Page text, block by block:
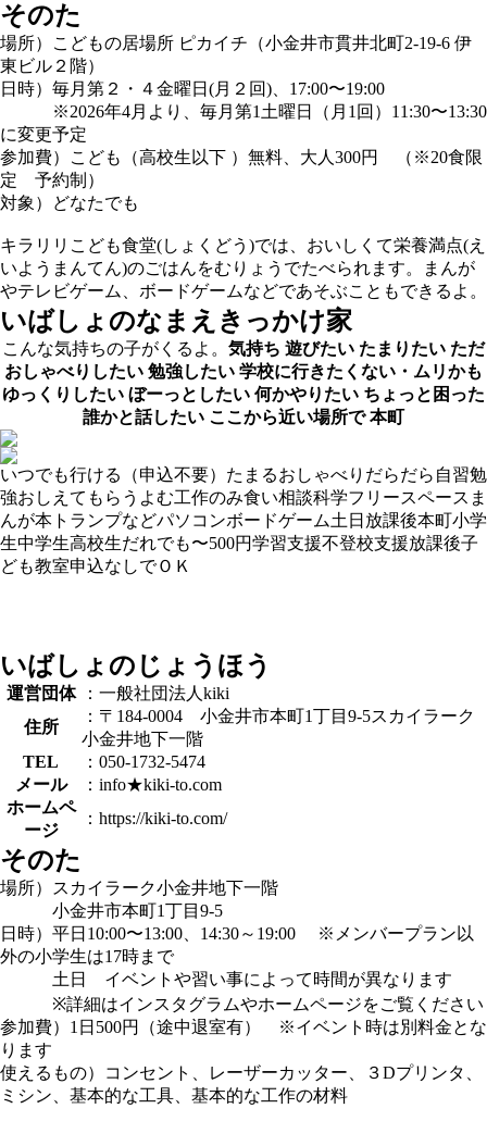
そのた
場所）こどもの居場所 ピカイチ（小金井市貫井北町2-19-6 伊
東ビル２階）
日時）毎月第２・４金曜日(月２回)、17:00〜19:00
※2026年4月より、毎月第1土曜日（月1回）11:30〜13:30
に変更予定
参加費）こども（高校生以下 ）無料、大人300円 （※20食限
定 予約制）
対象）どなたでも
キラリリこども食堂(しょくどう)では、おいしくて栄養満点(え
いようまんてん)のごはんをむりょうでたべられます。まんが
やテレビゲーム、ボードゲームなどであそぶこともできるよ。
いばしょのなまえ きっかけ家
こんな気持ちの子がくるよ。 気持ち 遊びたい たまりたい ただ
おしゃべりしたい 勉強したい 学校に行きたくない・ムリかも
ゆっくりしたい ぼーっとしたい 何かやりたい ちょっと困った
誰かと話したい ここから近い場所で 本町
いつでも行ける（申込不要） たまるおしゃべり だらだら 自習勉
強おしえてもらう よむ工作のみ食い相談科学フリースペース ま
んが本 トランプなどパソコンボードゲーム土日 放課後本町小学
生中学生高校生だれでも〜500円学習支援不登校支援放課後子
ども教室申込なしでＯＫ
いばしょのじょうほう
運営団体
：一般社団法人kiki
住所
：〒184-0004 小金井市本町1丁目9-5スカイラーク
小金井地下一階
TEL
：050-1732-5474
メール
：info★kiki-to.com
ホームペ
ージ
：https://kiki-to.com/
そのた
場所）スカイラーク小金井地下一階
小金井市本町1丁目9-5
日時）平日10:00〜13:00、14:30～19:00 ※メンバープラン以
外の小学生は17時まで
土日 イベントや習い事によって時間が異なります
※詳細はインスタグラムやホームページをご覧ください
参加費）1日500円（途中退室有） ※イベント時は別料金とな
ります
使えるもの）コンセント、レーザーカッター、３Dプリンタ、
ミシン、基本的な工具、基本的な工作の材料